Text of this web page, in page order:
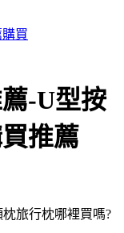
買
-U型按
推薦
旅行枕哪裡買嗎?